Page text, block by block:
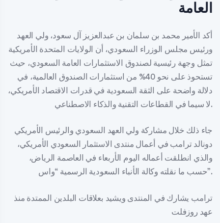
العامة
أكد الأمير محمد بن سلمان بن عبدالعزيز آل سعود، ولي العهد
ورئيس مجلس الوزراء السعودي، أن الولايات المتحدة الأمريكية
تمثل وجهة رئيسية لصندوق الاستثمارات العامة السعودي، حيث
تستحوذ على نحو 40% من استثمارات الصندوق العالمية، في
دلالة واضحة على الثقة السعودية في قدرات الاقتصاد الأمريكي،
لا سيما في القطاعات التقنية والذكاء الاصطناعي.
جاء ذلك خلال مشاركة ولي العهد السعودي والرئيس الأمريكي
دونالد ترامب في أعمال منتدى الاستثمار السعودي الأمريكي،
والذي انطلقت أعماله اليوم الأربعاء في العاصمة الرياض،
حسب ما نقلته وكالة الأنباء السعودية الرسمية “واس”.
ترامب يشارك في المنتدى ويشيد بعلاقات البلدين الممتدة منذ
عهد روزفلت